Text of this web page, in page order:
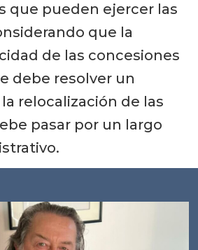
que pueden ejercer las
que la
de las concesiones
debe resolver un
relocalización de las
pasar por un largo